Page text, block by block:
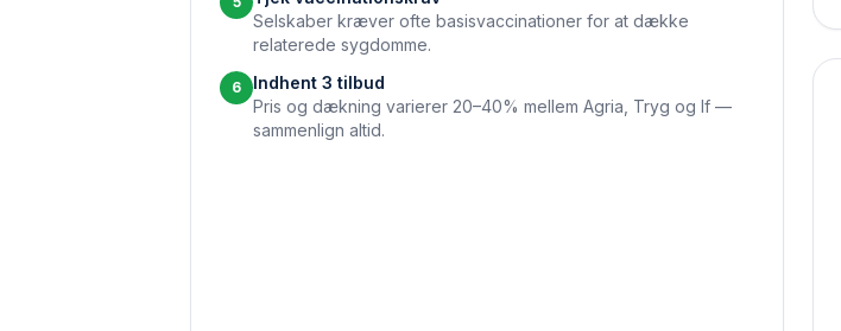
Selskaber kræver ofte basis­vaccinationer for at dække
relaterede sygdomme.
6
Indhent 3 tilbud
Pris og dækning varierer 20–40% mellem Agria, Tryg og If —
sammenlign altid.